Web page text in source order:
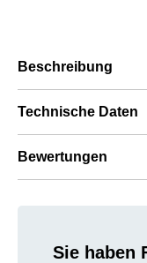
Beschreibung
Technische Daten
Bewertungen
Sie haben